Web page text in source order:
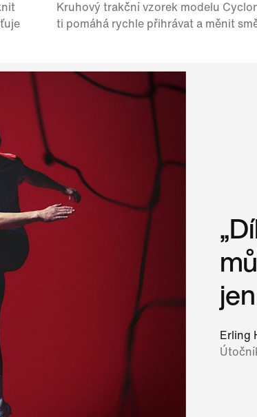
Kruhový trakční vzorek modelu
ti pomáhá rychle přihrávat a měnit
Erling